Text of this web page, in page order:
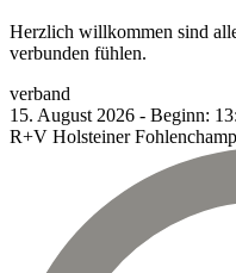
Herzlich willkommen sind
verbunden fühlen.
verband
15. August 2026 - Beginn:
R+V Holsteiner